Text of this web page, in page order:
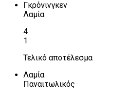
Γκρόνινγκεν
Λαμία
4
1
Τελικό αποτέλεσμα
Λαμία
Παναιτωλικός